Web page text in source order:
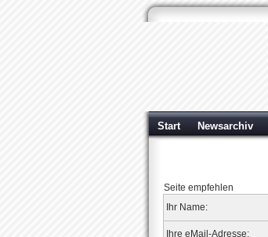
Start Newsarchiv
Seite empfehlen
Ihr Name:
Ihre eMail-Adresse: